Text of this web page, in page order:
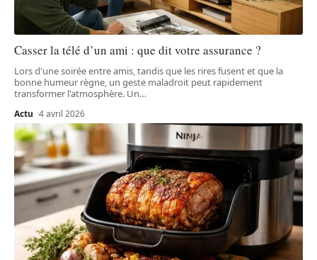
Casser la télé d’un ami : que dit votre assurance ?
Lors d'une soirée entre amis, tandis que les rires fusent et que la
bonne humeur règne, un geste maladroit peut rapidement
transformer l'atmosphère. Un…
Actu 4 avril 2026